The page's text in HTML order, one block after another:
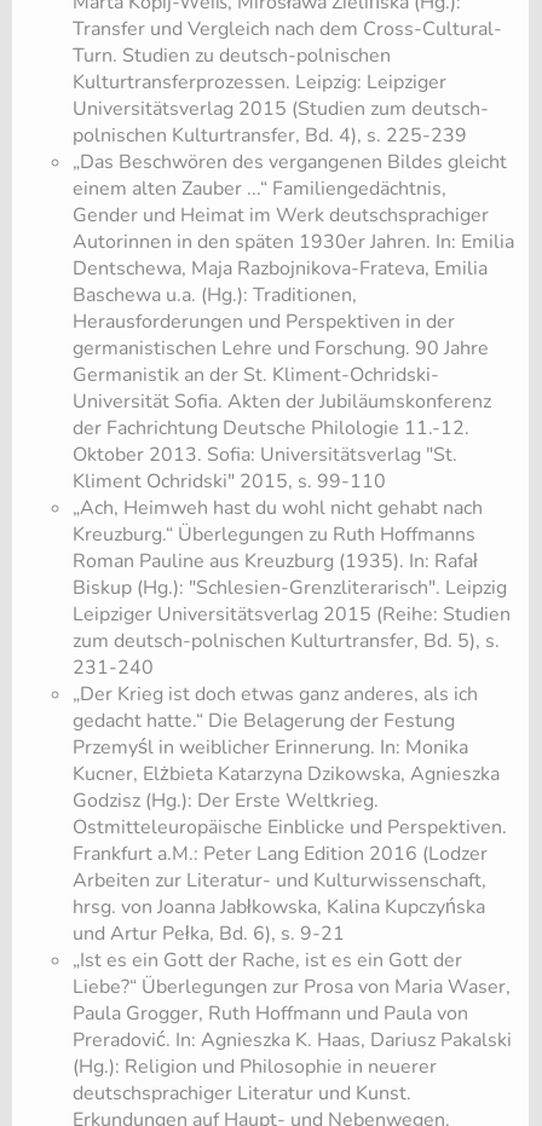
Transfer und Vergleich nach dem Cross-Cultural-
Turn. Studien zu deutsch-polnischen
Kulturtransferprozessen. Leipzig: Leipziger
Universitätsverlag 2015 (Studien zum deutsch-
polnischen Kulturtransfer, Bd. 4), s. 225-239
„Das Beschwören des vergangenen Bildes gleicht
einem alten Zauber ...“ Familiengedächtnis,
Gender und Heimat im Werk deutschsprachiger
Autorinnen in den späten 1930er Jahren. In: Emilia
Dentschewa, Maja Razbojnikova-Frateva, Emilia
Baschewa u.a. (Hg.): Traditionen,
Herausforderungen und Perspektiven in der
germanistischen Lehre und Forschung. 90 Jahre
Germanistik an der St. Kliment-Ochridski-
Universität Sofia. Akten der Jubiläumskonferenz
der Fachrichtung Deutsche Philologie 11.-12.
Oktober 2013. Sofia: Universitätsverlag "St.
Kliment Ochridski" 2015, s. 99-110
„Ach, Heimweh hast du wohl nicht gehabt nach
Kreuzburg.“ Überlegungen zu Ruth Hoffmanns
Roman Pauline aus Kreuzburg (1935). In: Rafał
Biskup (Hg.): "Schlesien-Grenzliterarisch". Leipzig
Leipziger Universitätsverlag 2015 (Reihe: Studien
zum deutsch-polnischen Kulturtransfer, Bd. 5), s.
231-240
„Der Krieg ist doch etwas ganz anderes, als ich
gedacht hatte.“ Die Belagerung der Festung
Przemyśl in weiblicher Erinnerung. In: Monika
Kucner, Elżbieta Katarzyna Dzikowska, Agnieszka
Godzisz (Hg.): Der Erste Weltkrieg.
Ostmitteleuropäische Einblicke und Perspektiven.
Frankfurt a.M.: Peter Lang Edition 2016 (Lodzer
Arbeiten zur Literatur- und Kulturwissenschaft,
hrsg. von Joanna Jabłkowska, Kalina Kupczyńska
und Artur Pełka, Bd. 6), s. 9-21
„Ist es ein Gott der Rache, ist es ein Gott der
Liebe?“ Überlegungen zur Prosa von Maria Waser,
Paula Grogger, Ruth Hoffmann und Paula von
Preradović. In: Agnieszka K. Haas, Dariusz Pakalski
(Hg.): Religion und Philosophie in neuerer
deutschsprachiger Literatur und Kunst.
Erkundungen auf Haupt- und Nebenwegen.